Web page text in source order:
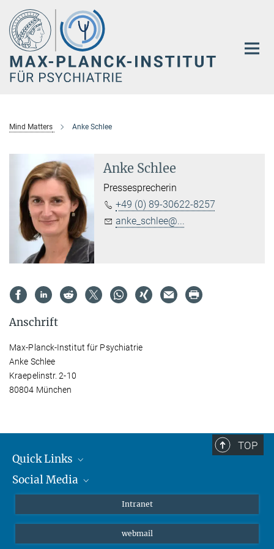
Hauptinhalt
Mind Matters Anke Schlee
Anke Schlee
Pressesprecherin
+49 (0) 89-30622-8257
anke_schlee@...
Anschrift
Max-Planck-Institut für Psychiatrie
Anke Schlee
Kraepelinstr. 2-10
80804 München
TOP
Quick Links
Student*innen/Wissenschaftler*innen
Social Media
Bluesky
Intranet
webmail